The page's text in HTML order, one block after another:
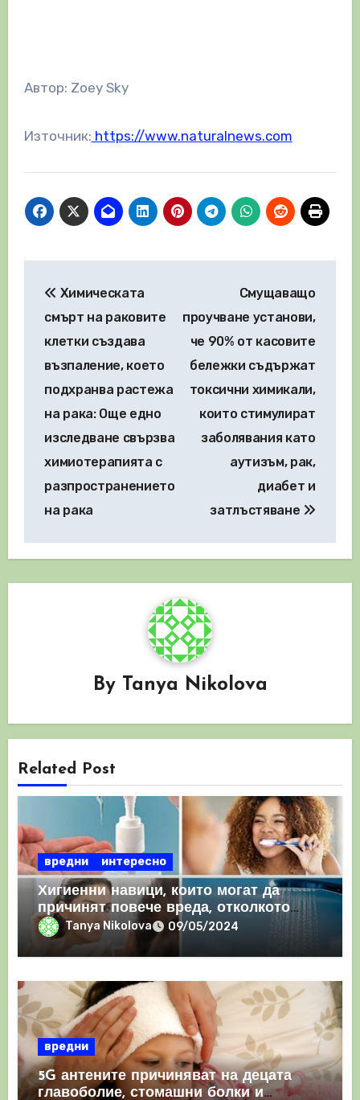
Автор: Zoey Sky
Източник: https://www.naturalnews.com
Химическата
смърт на раковите
клетки създава
възпаление, което
подхранва растежа
на рака: Още едно
изследване свързва
химиотерапията с
разпространението
на рака
Смущаващо
проучване установи,
че 90% от касовите
бележки съдържат
токсични химикали,
които стимулират
заболявания като
аутизъм, рак,
диабет и
затлъстяване
By Tanya Nikolova
Related Post
вредни интересно
Хигиенни навици, които могат да
причинят повече вреда, отколкото
ползаTanya Nikolova 09/05/2024
вредни
5G антените причиняват на децата
главоболие, стомашни болки и